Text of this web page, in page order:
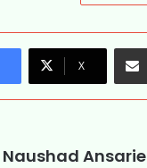
X
Naushad Ansarie